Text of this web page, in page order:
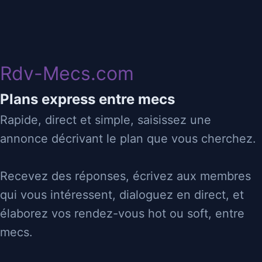
act pour pass soumis
22 yffiniac ♂ Sucé ⬆
act pour pass soumis
Déplace
Rdv-Mecs.com
Plans express entre mecs
Rapide, direct et simple, saisissez une
annonce décrivant le plan que vous cherchez.
Recevez des réponses, écrivez aux membres
qui vous intéressent, dialoguez en direct, et
élaborez vos rendez-vous hot ou soft, entre
mecs.